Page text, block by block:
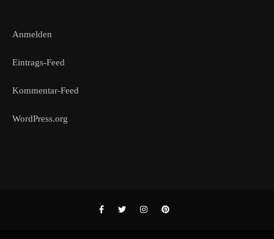
Anmelden
Eintrags-Feed
Kommentar-Feed
WordPress.org